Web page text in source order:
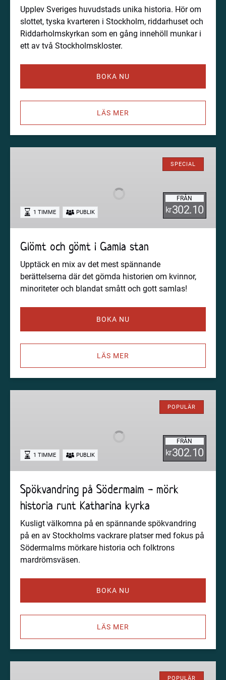
Upplev Sveriges huvudstads unika historia. Hör om
slottet, tyska kvarteren i Stockholm, riddarhuset och
Riddarholmskyrkan som en gång innehöll munkar i
ett av två Stockholmskloster.
BOKA NU
LÄS MER
stan
SPECIAL
FRÅN
kr302.10
1 TIMME PUBLIK
Glömt och gömt i Gamla stan
Upptäck en mix av det mest spännande
berättelserna där det gömda historien om kvinnor,
minoriteter och blandat smått och gott samlas!
BOKA NU
LÄS MER
historia
runt
kyrka
POPULÄR
FRÅN
kr302.10
1 TIMME PUBLIK
Spökvandring på Södermalm - mörk
historia runt Katharina kyrka
Kusligt välkomna på en spännande spökvandring
på en av Stockholms vackrare platser med fokus på
Södermalms mörkare historia och folktrons
mardrömsväsen.
BOKA NU
LÄS MER
POPULÄR